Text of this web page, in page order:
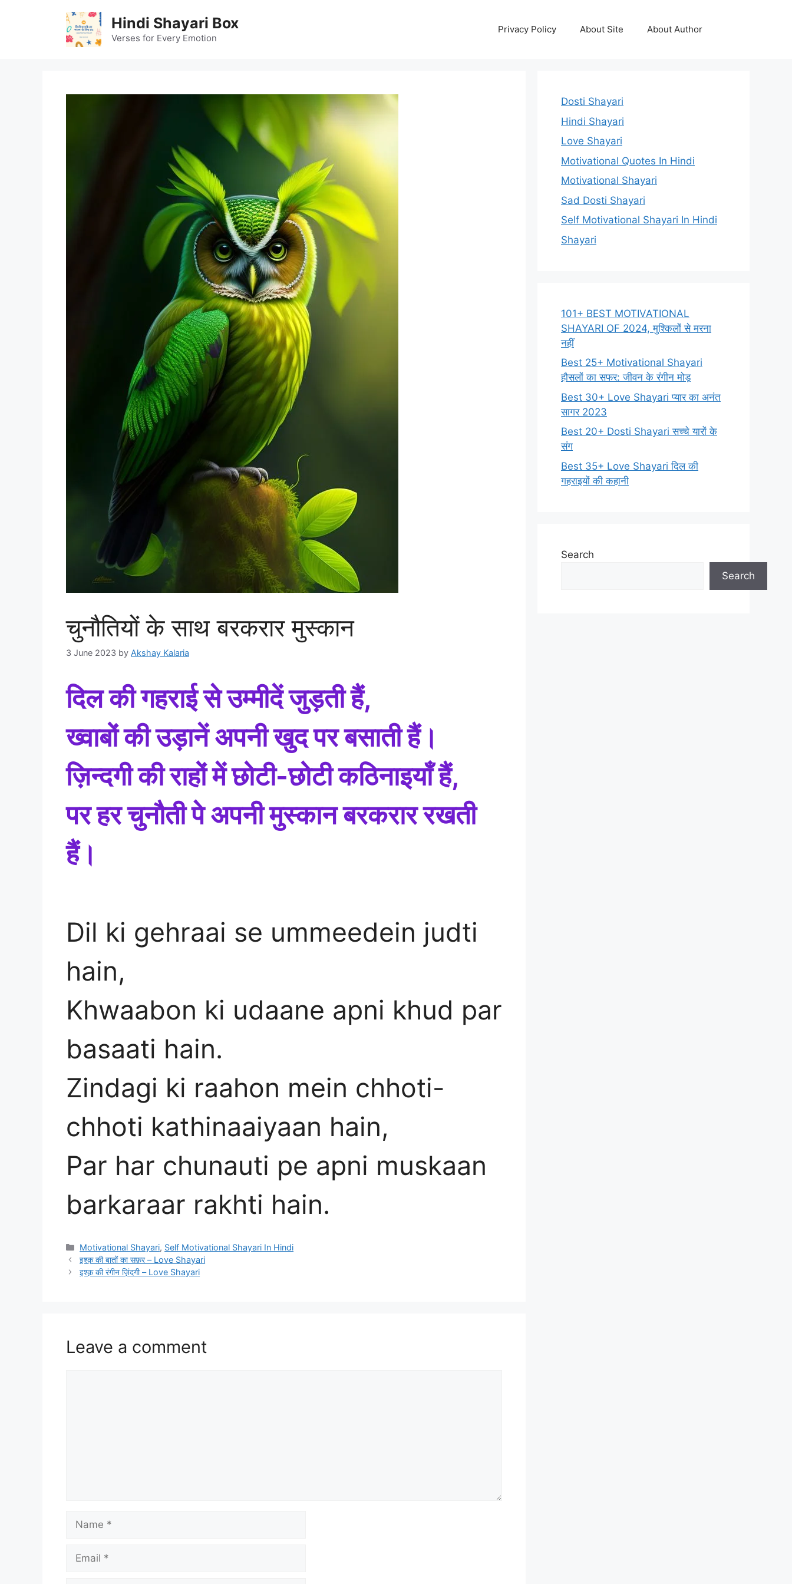
Hindi Shayari Box
Verses for Every Emotion
Privacy Policy About Site About Author
चुनौतियों के साथ बरकरार मुस्कान
3 June 2023 by Akshay Kalaria
दिल की गहराई से उम्मीदें जुड़ती हैं,
ख्वाबों की उड़ानें अपनी खुद पर बसाती हैं।
ज़िन्दगी की राहों में छोटी-छोटी कठिनाइयाँ हैं,
पर हर चुनौती पे अपनी मुस्कान बरकरार रखती
हैं।
Dil ki gehraai se ummeedein judti
hain,
Khwaabon ki udaane apni khud par
basaati hain.
Zindagi ki raahon mein chhoti-
chhoti kathinaaiyaan hain,
Par har chunauti pe apni muskaan
barkaraar rakhti hain.
Categories
Motivational Shayari, Self Motivational Shayari In Hindi
इश्क़ की बातों का सफ़र – Love Shayari
इश्क़ की रंगीन ज़िंदगी – Love Shayari
Leave a comment
Name
Email
Dosti Shayari
Hindi Shayari
Love Shayari
Motivational Quotes In Hindi
Motivational Shayari
Sad Dosti Shayari
Self Motivational Shayari In Hindi
Shayari
101+ BEST MOTIVATIONAL
SHAYARI OF 2024, मुश्किलों से मरना
नहीं
Best 25+ Motivational Shayari
हौसलों का सफर: जीवन के रंगीन मोड़
Best 30+ Love Shayari प्यार का अनंत
सागर 2023
Best 20+ Dosti Shayari सच्चे यारों के
संग
Best 35+ Love Shayari दिल की
गहराइयों की कहानी
Search
Search